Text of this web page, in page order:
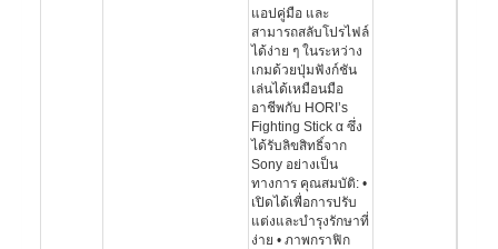
แอปคู่มือ และ
สามารถสลับโปรไฟล์
ได้ง่าย ๆ ในระหว่าง
เกมด้วยปุ่มฟังก์ชัน
เล่นได้เหมือนมือ
อาชีพกับ HORI’s
Fighting Stick α ซึ่ง
ได้รับลิขสิทธิ์จาก
Sony อย่างเป็น
ทางการ คุณสมบัติ: •
เปิดได้เพื่อการปรับ
แต่งและบำรุงรักษาที่
ง่าย • ภาพกราฟิก